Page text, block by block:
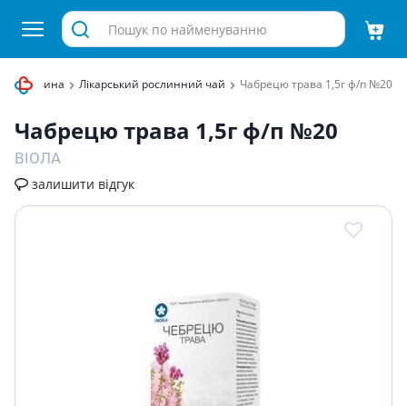
сировина Лікарський рослинний чай Чабрецю трава 1,5г ф/п №20
Чабрецю трава 1,5г ф/п №20
ВІОЛА
залишити відгук